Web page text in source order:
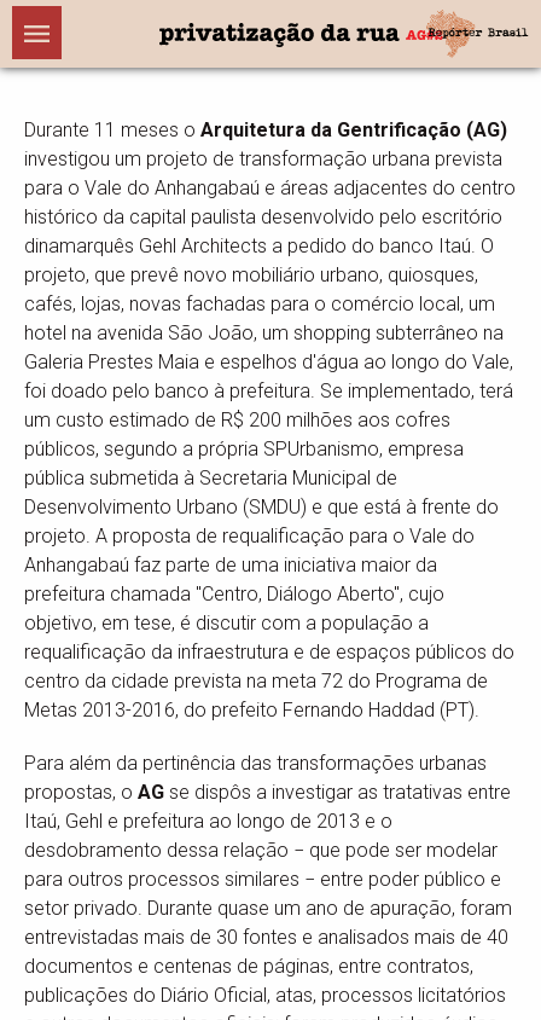
Durante 11 meses o Arquitetura da Gentrificação (AG)
investigou um projeto de transformação urbana prevista
para o Vale do Anhangabaú e áreas adjacentes do centro
histórico da capital paulista desenvolvido pelo escritório
dinamarquês Gehl Architects a pedido do banco Itaú. O
projeto, que prevê novo mobiliário urbano, quiosques,
cafés, lojas, novas fachadas para o comércio local, um
hotel na avenida São João, um shopping subterrâneo na
Galeria Prestes Maia e espelhos d'água ao longo do Vale,
foi doado pelo banco à prefeitura. Se implementado, terá
um custo estimado de R$ 200 milhões aos cofres
públicos, segundo a própria SPUrbanismo, empresa
pública submetida à Secretaria Municipal de
Desenvolvimento Urbano (SMDU) e que está à frente do
projeto. A proposta de requalificação para o Vale do
Anhangabaú faz parte de uma iniciativa maior da
prefeitura chamada "Centro, Diálogo Aberto", cujo
objetivo, em tese, é discutir com a população a
requalificação da infraestrutura e de espaços públicos do
centro da cidade prevista na meta 72 do Programa de
Metas 2013-2016, do prefeito Fernando Haddad (PT).
Para além da pertinência das transformações urbanas
propostas, o AG se dispôs a investigar as tratativas entre
Itaú, Gehl e prefeitura ao longo de 2013 e o
desdobramento dessa relação − que pode ser modelar
para outros processos similares − entre poder público e
setor privado. Durante quase um ano de apuração, foram
entrevistadas mais de 30 fontes e analisados mais de 40
documentos e centenas de páginas, entre contratos,
publicações do Diário Oficial, atas, processos licitatórios